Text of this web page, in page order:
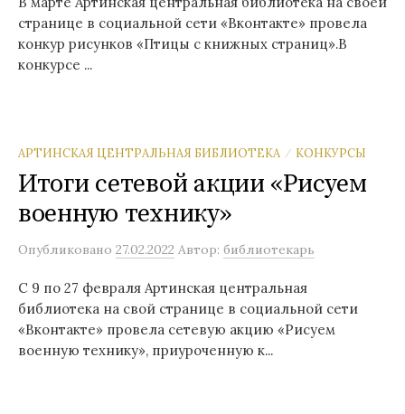
странице в социальной сети «Вконтакте» провела
конкур рисунков «Птицы с книжных страниц».В
конкурсе ...
АРТИНСКАЯ ЦЕНТРАЛЬНАЯ БИБЛИОТЕКА / КОНКУРСЫ
Итоги сетевой акции «Рисуем
военную технику»
Опубликовано 27.02.2022 Автор: библиотекарь
С 9 по 27 февраля Артинская центральная
библиотека на свой странице в социальной сети
«Вконтакте» провела сетевую акцию «Рисуем
военную технику», приуроченную к...